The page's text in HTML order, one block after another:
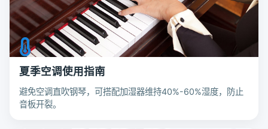
夏季空调使用指南
避免空调直吹钢琴，可搭配加湿器维持40%-60%湿度，防止
音板开裂。